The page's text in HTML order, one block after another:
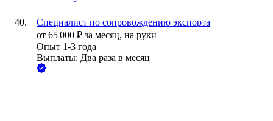
Специалист по сопровождению экспорта
от 65 000 ₽ за месяц, на руки
Опыт 1-3 года
Выплаты: Два раза в месяц